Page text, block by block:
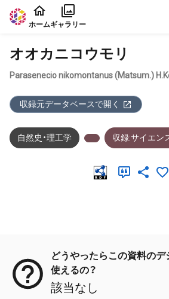
本文に飛ぶ
ホームギャラリー
オオカニコウモリ
Parasenecio nikomontanus (Matsum.)
収録元データベースで開く
自然史・理工学 収録:サイエン
どうやったらこの資料の
使えるの？
該当なし